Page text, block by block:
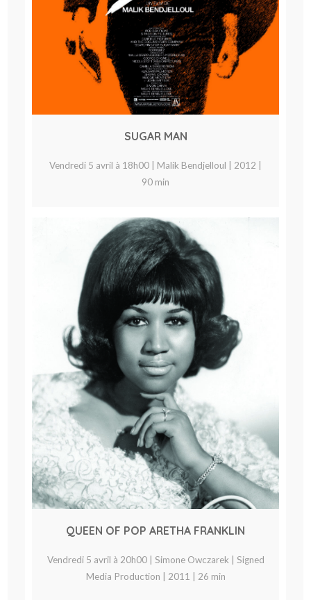
SUGAR MAN
Vendredi 5 avril à 18h00 | Malik Bendjelloul | 2012 |
90 min
QUEEN OF POP ARETHA FRANKLIN
Vendredi 5 avril à 20h00 | Simone Owczarek | Signed
Media Production | 2011 | 26 min